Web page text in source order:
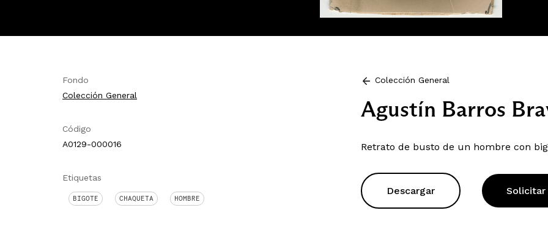
Fondo
Colección General
Código
A0129-000016
Etiquetas
BIGOTE CHAQUETA HOMBRE
Colección General
Agustín Barros
Retrato de busto de un hombre con
Descargar Solicitar